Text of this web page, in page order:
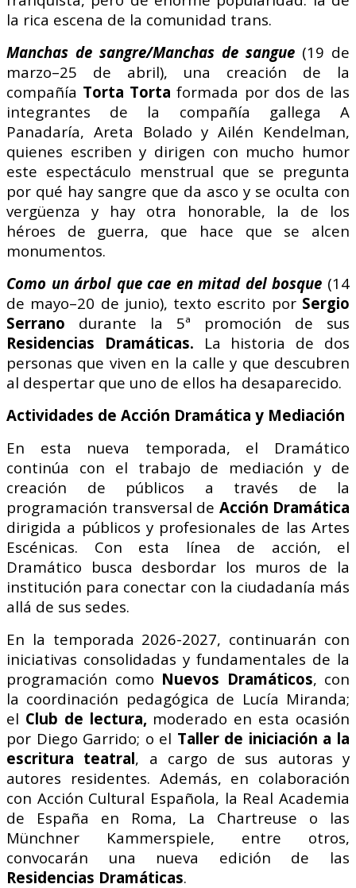
la rica escena de la comunidad trans.
Manchas de sangre/Manchas de sangue (19 de
marzo–25 de abril), una creación de la
compañía Torta Torta formada por dos de las
integrantes de la compañía gallega A
Panadaría, Areta Bolado y Ailén Kendelman,
quienes escriben y dirigen con mucho humor
este espectáculo menstrual que se pregunta
por qué hay sangre que da asco y se oculta con
vergüenza y hay otra honorable, la de los
héroes de guerra, que hace que se alcen
monumentos.
Como un árbol que cae en mitad del bosque (14
de mayo–20 de junio), texto escrito por Sergio
Serrano durante la 5ª promoción de sus
Residencias Dramáticas. La historia de dos
personas que viven en la calle y que descubren
al despertar que uno de ellos ha desaparecido.
Actividades de Acción Dramática y Mediación
En esta nueva temporada, el Dramático
continúa con el trabajo de mediación y de
creación de públicos a través de la
programación transversal de Acción Dramática
dirigida a públicos y profesionales de las Artes
Escénicas. Con esta línea de acción, el
Dramático busca desbordar los muros de la
institución para conectar con la ciudadanía más
allá de sus sedes.
En la temporada 2026-2027, continuarán con
iniciativas consolidadas y fundamentales de la
programación como Nuevos Dramáticos, con
la coordinación pedagógica de Lucía Miranda;
el Club de lectura, moderado en esta ocasión
por Diego Garrido; o el Taller de iniciación a la
escritura teatral, a cargo de sus autoras y
autores residentes. Además, en colaboración
con Acción Cultural Española, la Real Academia
de España en Roma, La Chartreuse o las
Münchner Kammerspiele, entre otros,
convocarán una nueva edición de las
Residencias Dramáticas.